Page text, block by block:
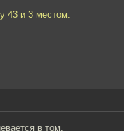
43 и 3 местом.
в том,